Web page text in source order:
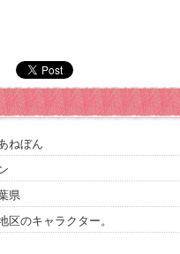
ねぼん
県
区のキャラクター。